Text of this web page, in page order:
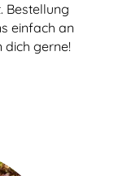
Bestellung
einfach an
dich gerne!